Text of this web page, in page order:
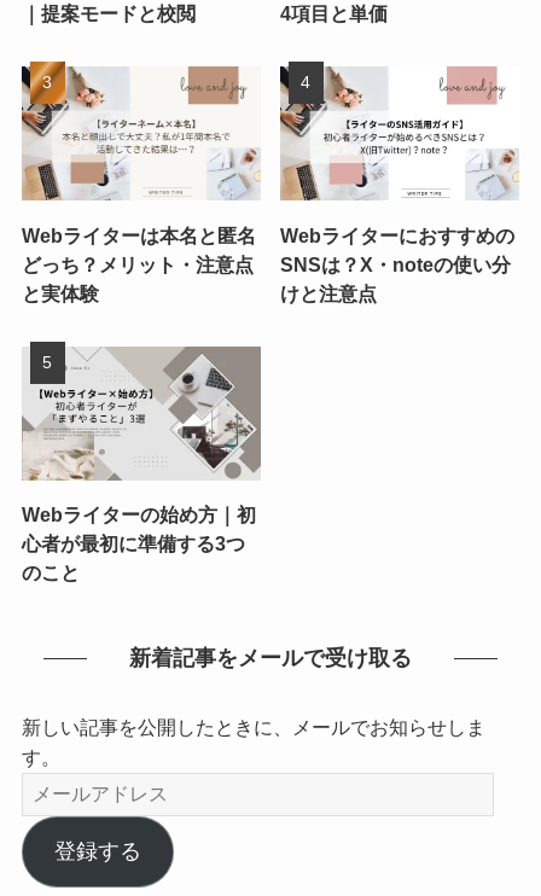
｜提案モードと校閲
4項目と単価
Webライターは本名と匿名
どっち？メリット・注意点
と実体験
Webライターにおすすめの
SNSは？X・noteの使い分
けと注意点
Webライターの始め方｜初
心者が最初に準備する3つ
のこと
新着記事をメールで受け取る
新しい記事を公開したときに、メールでお知らせしま
す。
メ
ー
ル
ア
登録する